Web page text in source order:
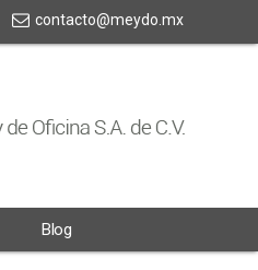
contacto@meydo.mx
Blog